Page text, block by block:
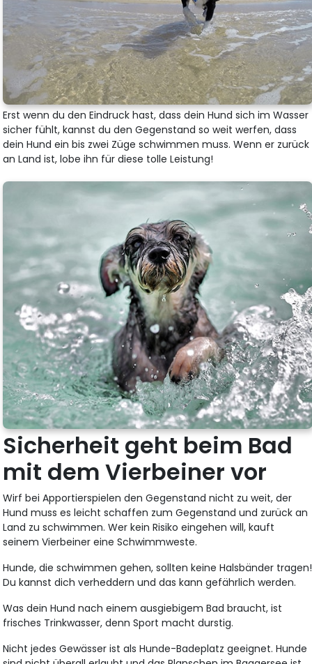
Erst wenn du den Eindruck hast, dass dein Hund sich im Wasser
sicher fühlt, kannst du den Gegenstand so weit werfen, dass
dein Hund ein bis zwei Züge schwimmen muss. Wenn er zurück
an Land ist, lobe ihn für diese tolle Leistung!
Sicherheit geht beim Bad
mit dem Vierbeiner vor
Wirf bei Apportierspielen den Gegenstand nicht zu weit, der
Hund muss es leicht schaffen zum Gegenstand und zurück an
Land zu schwimmen. Wer kein Risiko eingehen will, kauft
seinem Vierbeiner eine Schwimmweste.
Hunde, die schwimmen gehen, sollten keine Halsbänder tragen!
Du kannst dich verheddern und das kann gefährlich werden.
Was dein Hund nach einem ausgiebigem Bad braucht, ist
frisches Trinkwasser, denn Sport macht durstig.
Nicht jedes Gewässer ist als Hunde-Badeplatz geeignet. Hunde